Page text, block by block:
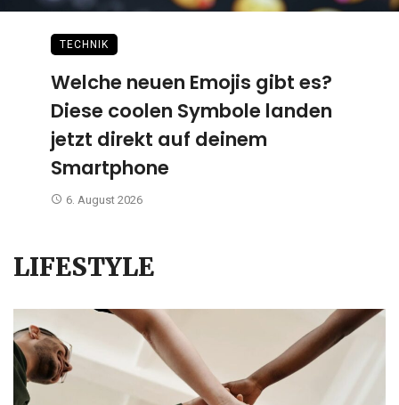
TECHNIK
Welche neuen Emojis gibt es?
Diese coolen Symbole landen
jetzt direkt auf deinem
Smartphone
6. August 2026
LIFESTYLE